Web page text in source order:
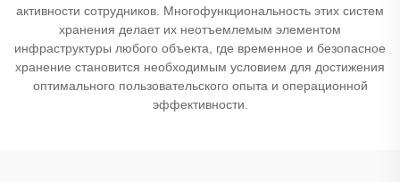
активности сотрудников. Многофункциональность этих систем
хранения делает их неотъемлемым элементом
инфраструктуры любого объекта, где временное и безопасное
хранение становится необходимым условием для достижения
оптимального пользовательского опыта и операционной
эффективности.